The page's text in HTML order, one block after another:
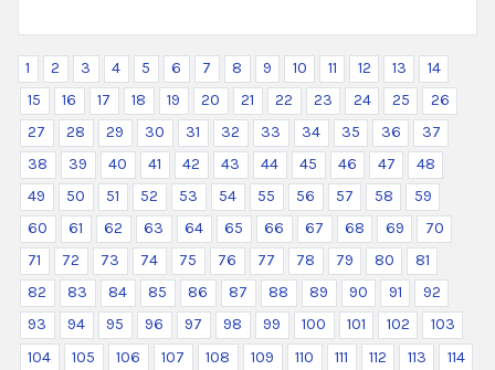
1 2 3 4 5 6 7 8 9 10 11 12 13
14
15
16 17 18 19 20 21 22 23 24 25
26
27
28 29 30 31 32 33 34 35 36
37
38
39 40 41 42 43 44 45 46 47
48
49
50 51 52 53 54 55 56 57 58
59
60
61 62 63 64 65 66 67 68 69
70
71
72 73 74 75 76 77 78 79 80
81
82
83 84 85 86 87 88 89 90 91
92
93
94 95 96 97 98 99 100 101 102
103
104
105 106 107 108 109 110 111 112 113
114